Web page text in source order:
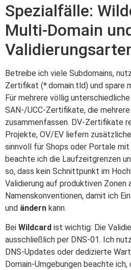
Spezialfälle:
Multi‑Domain
Betreibe ich viele Subdomains,
Zertifikat (*.domain.tld) und spare
Für mehrere völlig
SAN-/UCC-Zertifikate, die
zusammenfassen. DV-Zertifikate
Projekte, OV/EV liefern
sinnvoll für Shops oder Portale
beachte ich die Laufzeitgrenzen
so, dass kein Schnittpunkt im
Validierung auf produktiven Zonen
Namens­konventionen, damit ich
und ändern kann.
Bei Wildcard ist wichtig: Die
ausschließlich per DNS-01. Ich
DNS-Updates oder dedizierte
Domain-Umgebungen beachte ich,